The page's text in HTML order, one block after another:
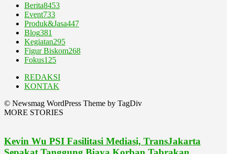
Berita8453
Event733
Produk&Jasa447
Blog381
Kegiatan295
Figur Biskom268
Fokus125
REDAKSI
KONTAK
© Newsmag WordPress Theme by TagDiv
MORE STORIES
Kevin Wu PSI Fasilitasi Mediasi, TransJakarta